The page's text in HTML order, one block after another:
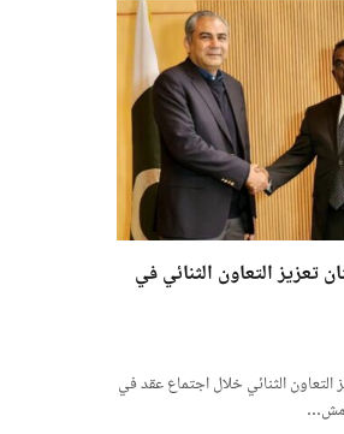
تعزيز التعاون الثنائي في
الثنائي خلال اجتماع عقد في